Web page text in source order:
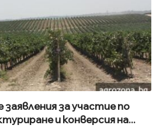
за участие по
и конверсия на...